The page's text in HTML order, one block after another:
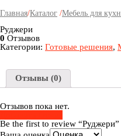
Главная/Каталог /Мебель для
Руджери
0 Отзывов
Категории: Готовые решения,
Отзывы (0)
Отзывов пока нет.
Be the first to review “Руджери”